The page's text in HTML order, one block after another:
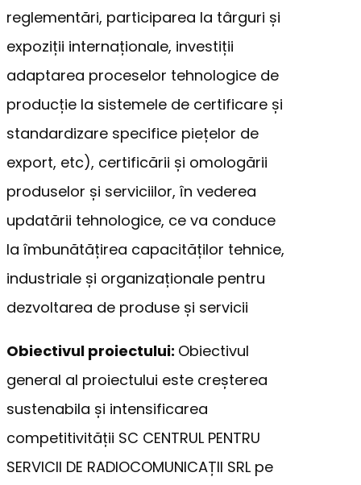
reglementări, participarea la târguri și
expoziții internaționale, investiții
adaptarea proceselor tehnologice de
producție la sistemele de certificare și
standardizare specifice piețelor de
export, etc), certificării și omologării
produselor și serviciilor, în vederea
updatării tehnologice, ce va conduce
la îmbunătățirea capacităților tehnice,
industriale și organizaționale pentru
dezvoltarea de produse și servicii
Obiectivul proiectului: Obiectivul
general al proiectului este creșterea
sustenabila și intensificarea
competitivității SC CENTRUL PENTRU
SERVICII DE RADIOCOMUNICAȚII SRL pe